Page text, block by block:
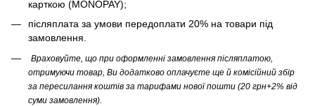
карткою (MONOPAY);
післяплата за умови передоплати 20% на товари під
замовлення.
Враховуйте, що при оформленні замовлення післяплатою,
отримуючи товар, Ви додатково оплачуєте ще й комісійний збір
за пересилання коштів за тарифами нової пошти (20 грн+2% від
суми замовлення).